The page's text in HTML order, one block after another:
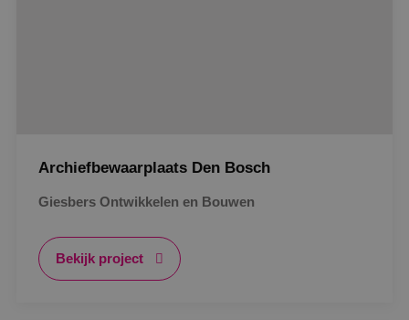
Archiefbewaarplaats Den Bosch
Giesbers Ontwikkelen en Bouwen
Bekijk project